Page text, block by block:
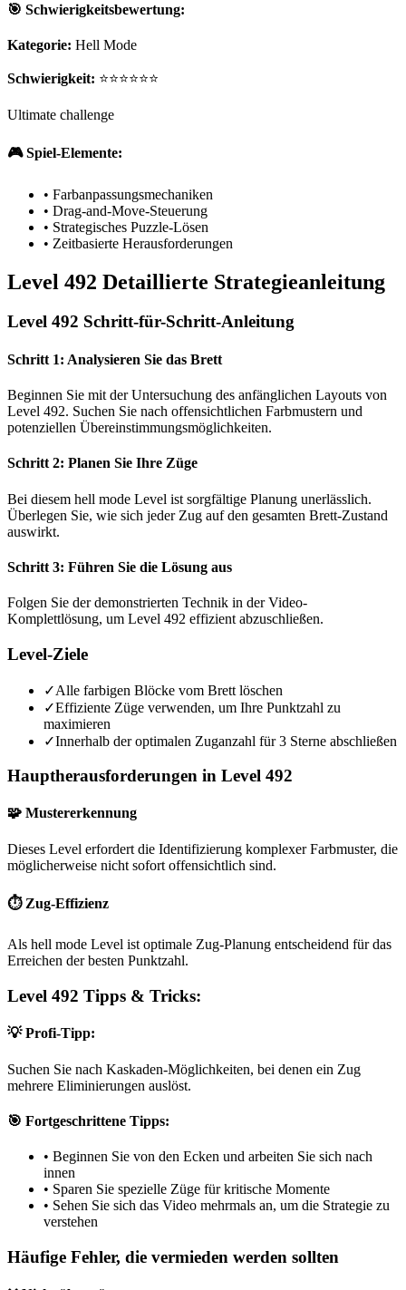
🎯 Schwierigkeitsbewertung:
Kategorie: Hell Mode
Schwierigkeit: ⭐⭐⭐⭐⭐⭐
Ultimate challenge
🎮 Spiel-Elemente:
• Farbanpassungsmechaniken
• Drag-and-Move-Steuerung
• Strategisches Puzzle-Lösen
• Zeitbasierte Herausforderungen
Level 492 Detaillierte Strategieanleitung
Level 492 Schritt-für-Schritt-Anleitung
Schritt 1: Analysieren Sie das Brett
Beginnen Sie mit der Untersuchung des anfänglichen Layouts von
Level 492. Suchen Sie nach offensichtlichen Farbmustern und
potenziellen Übereinstimmungsmöglichkeiten.
Schritt 2: Planen Sie Ihre Züge
Bei diesem hell mode Level ist sorgfältige Planung unerlässlich.
Überlegen Sie, wie sich jeder Zug auf den gesamten Brett-Zustand
auswirkt.
Schritt 3: Führen Sie die Lösung aus
Folgen Sie der demonstrierten Technik in der Video-
Komplettlösung, um Level 492 effizient abzuschließen.
Level-Ziele
✓Alle farbigen Blöcke vom Brett löschen
✓Effiziente Züge verwenden, um Ihre Punktzahl zu
maximieren
✓Innerhalb der optimalen Zuganzahl für 3 Sterne abschließen
Hauptherausforderungen in Level 492
🧩 Mustererkennung
Dieses Level erfordert die Identifizierung komplexer Farbmuster, die
möglicherweise nicht sofort offensichtlich sind.
⏱️ Zug-Effizienz
Als hell mode Level ist optimale Zug-Planung entscheidend für das
Erreichen der besten Punktzahl.
Level 492 Tipps & Tricks:
💡 Profi-Tipp:
Suchen Sie nach Kaskaden-Möglichkeiten, bei denen ein Zug
mehrere Eliminierungen auslöst.
🎯 Fortgeschrittene Tipps:
• Beginnen Sie von den Ecken und arbeiten Sie sich nach
innen
• Sparen Sie spezielle Züge für kritische Momente
• Sehen Sie sich das Video mehrmals an, um die Strategie zu
verstehen
Häufige Fehler, die vermieden werden sollten